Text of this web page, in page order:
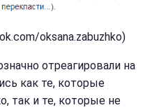
oksana.zabuzhko)
отреагировали на
как те, которые
так и те, которые не